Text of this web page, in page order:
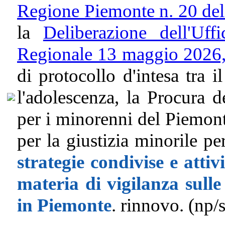
Regione Piemonte n. 20
la Deliberazione
Regionale 13 maggio
di protocollo d'intesa tra
l'adolescenza, la Procura
per i minorenni del
per la giustizia minorile
strategie condivise e
materia di vigilanza
in Piemonte. rinnovo. (np/